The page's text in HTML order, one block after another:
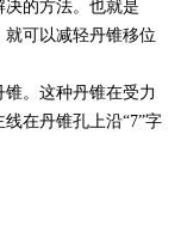
的方法。也就是
可以减轻丹锥移位
。这种丹锥在受力
在丹锥孔上沿“7”字